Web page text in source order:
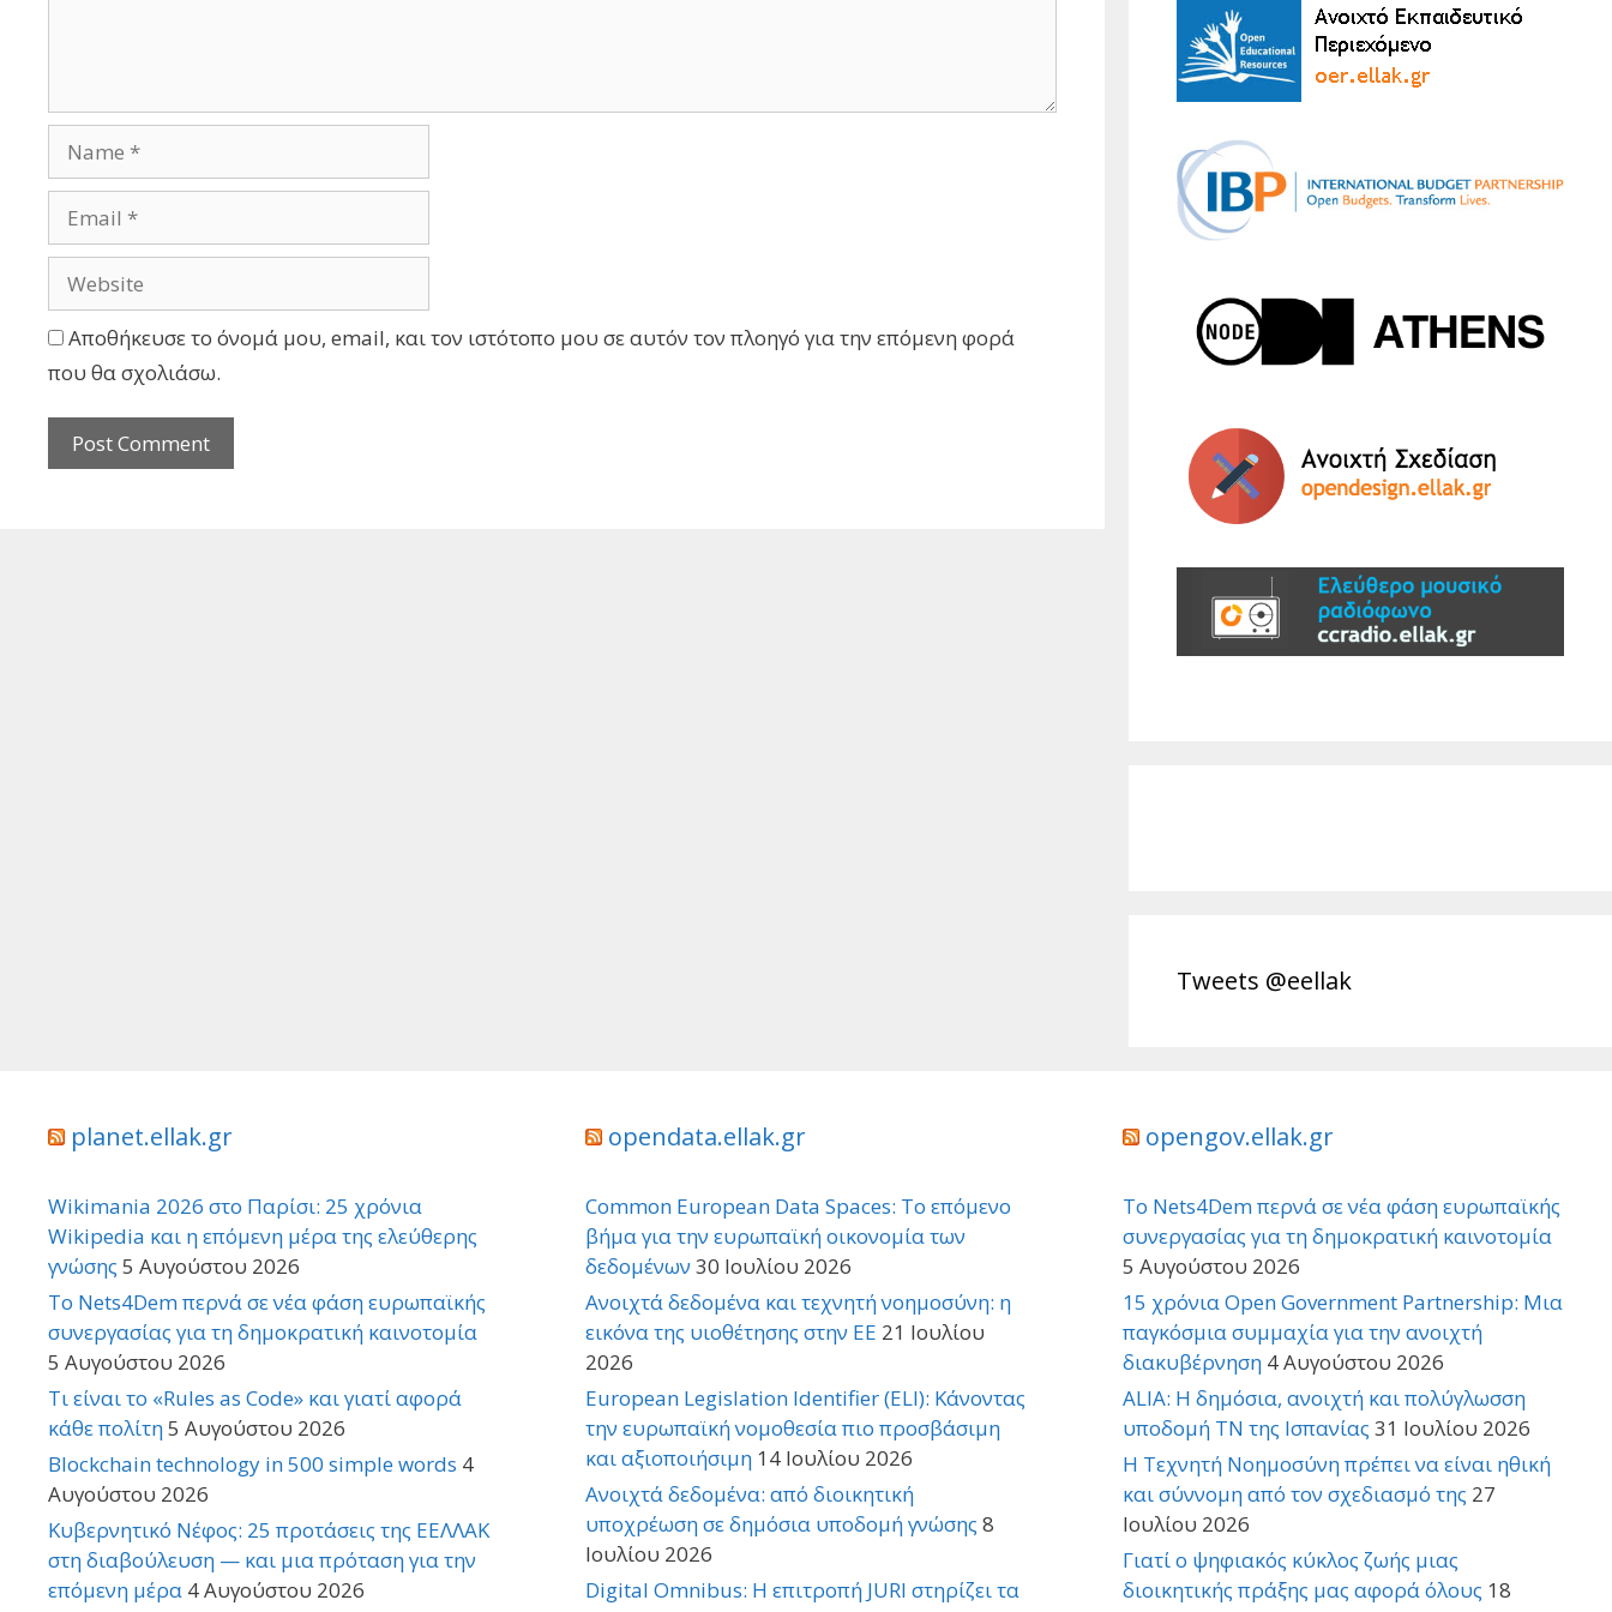
Αποθήκευσε το όνομά μου, email, και τον ιστότοπο μου σε αυτόν τον πλοηγό για την επόμενη φορά
που θα σχολιάσω.
Tweets @eellak
planet.ellak.gr
Wikimania 2026 στο Παρίσι: 25 χρόνια
Wikipedia και η επόμενη μέρα της ελεύθερης
γνώσης 5 Αυγούστου 2026
Το Nets4Dem περνά σε νέα φάση ευρωπαϊκής
συνεργασίας για τη δημοκρατική καινοτομία
5 Αυγούστου 2026
Τι είναι το «Rules as Code» και γιατί αφορά
κάθε πολίτη5 Αυγούστου 2026
Blockchain technology in 500 simple words 4
Αυγούστου 2026
Κυβερνητικό Νέφος: 25 προτάσεις της ΕΕΛΛΑΚ
στη διαβούλευση — και μια πρόταση για την
επόμενη μέρα 4 Αυγούστου 2026
opendata.ellak.gr
Common European Data Spaces: Το επόμενο
βήμα για την ευρωπαϊκή οικονομία των
δεδομένων 30 Ιουλίου 2026
Ανοιχτά δεδομένα και τεχνητή νοημοσύνη: η
εικόνα της υιοθέτησης στην ΕΕ 21 Ιουλίου
2026
European Legislation Identifier (ELI): Κάνοντας
την ευρωπαϊκή νομοθεσία πιο προσβάσιμη
και αξιοποιήσιμη 14 Ιουλίου 2026
Ανοιχτά δεδομένα: από διοικητική
υποχρέωση σε δημόσια υποδομή γνώσης 8
Ιουλίου 2026
Digital Omnibus: Η επιτροπή JURI στηρίζει τα
opengov.ellak.gr
Το Nets4Dem περνά σε νέα φάση ευρωπαϊκής
συνεργασίας για τη δημοκρατική καινοτομία
5 Αυγούστου 2026
15 χρόνια Open Government Partnership: Μια
παγκόσμια συμμαχία για την ανοιχτή
διακυβέρνηση 4 Αυγούστου 2026
ALIA: Η δημόσια, ανοιχτή και πολύγλωσση
υποδομή ΤΝ της Ισπανίας 31 Ιουλίου 2026
Η Τεχνητή Νοημοσύνη πρέπει να είναι ηθική
και σύννομη από τον σχεδιασμό της 27
Ιουλίου 2026
Γιατί ο ψηφιακός κύκλος ζωής μιας
διοικητικής πράξης μας αφορά όλους 18